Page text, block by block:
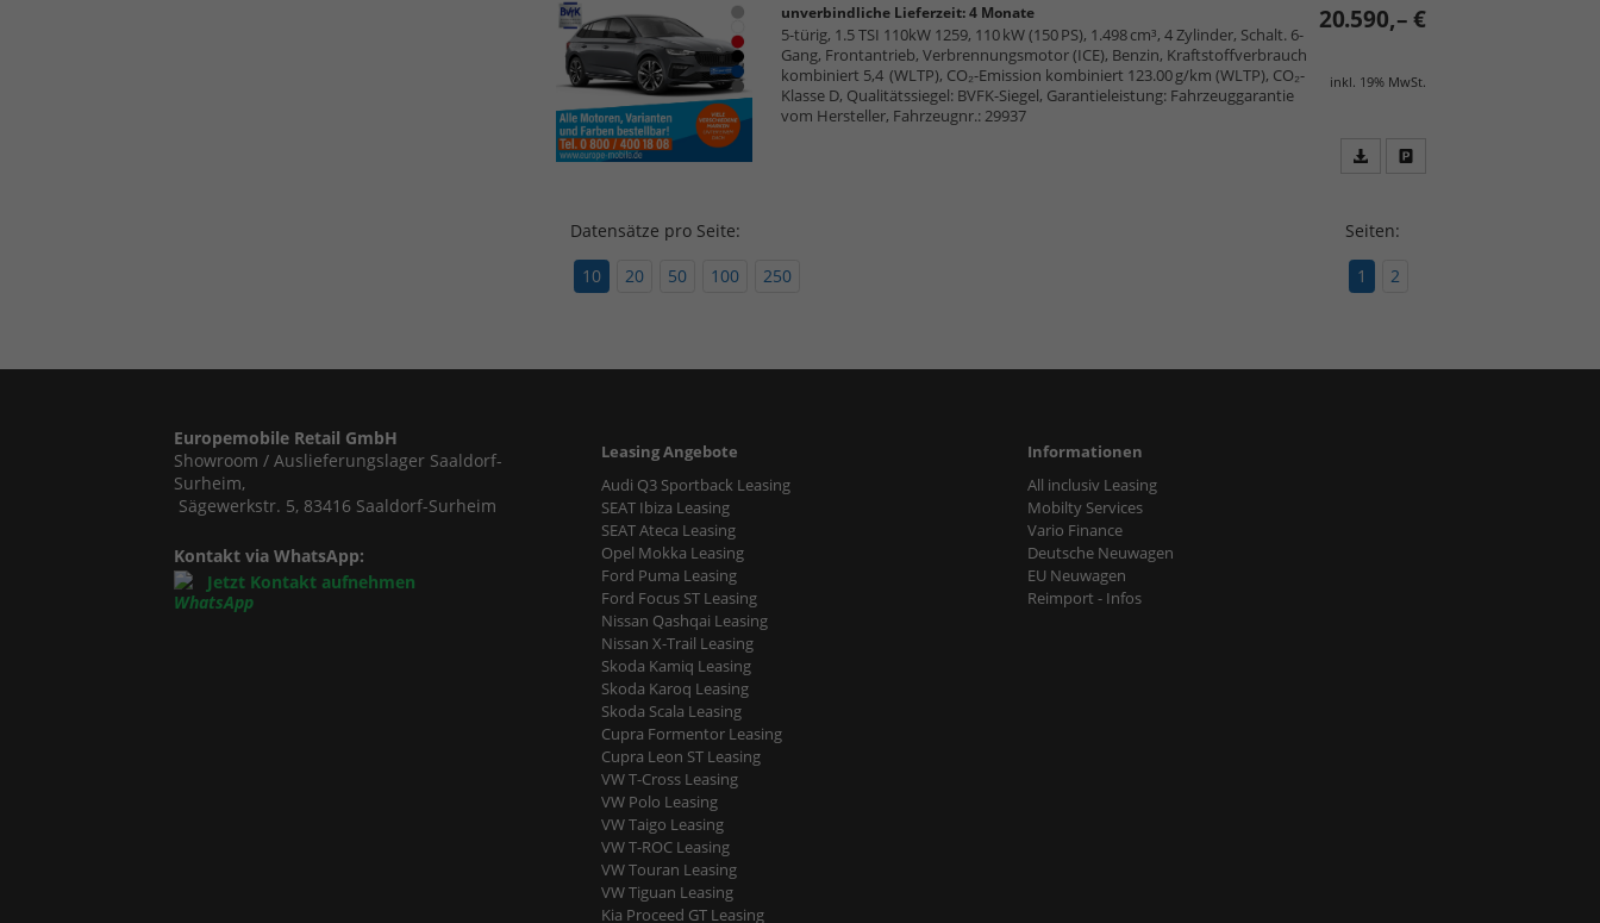
20.590,– €
inkl. 19% MwSt.
unverbindliche Lieferzeit:4 Monate
5-türig, 1.5 TSI 110kW 1259, 110 kW (150 PS), 1.498 cm³, 4 Zylinder, Schalt. 6-
Gang, Frontantrieb, Verbrennungsmotor (ICE), Benzin, Kraftstoffverbrauch
kombiniert 5,4 (WLTP), CO₂-Emission kombiniert 123.00 g/km (WLTP), CO₂-
Klasse D, Qualitätssiegel: BVFK-Siegel, Garantieleistung: Fahrzeuggarantie
vom Hersteller, Fahrzeugnr.: 29937
PDF
speichern/drucken
Datensätze pro Seite:
10
20 50 100 250
Seiten:
1
2
Europemobile Retail GmbH
Showroom / Auslieferungslager Saaldorf-
Surheim,
Sägewerkstr. 5, 83416 Saaldorf-Surheim
Kontakt via WhatsApp:
Jetzt Kontakt aufnehmen
Leasing Angebote
Audi Q3 Sportback Leasing
SEAT Ibiza Leasing
SEAT Ateca Leasing
Opel Mokka Leasing
Ford Puma Leasing
Ford Focus ST Leasing
Nissan Qashqai Leasing
Nissan X-Trail Leasing
Skoda Kamiq Leasing
Skoda Karoq Leasing
Skoda Scala Leasing
Cupra Formentor Leasing
Cupra Leon ST Leasing
VW T-Cross Leasing
VW Polo Leasing
VW Taigo Leasing
VW T-ROC Leasing
VW Touran Leasing
VW Tiguan Leasing
Kia Proceed GT Leasing
Informationen
All inclusiv Leasing
Mobilty Services
Vario Finance
Deutsche Neuwagen
EU Neuwagen
Reimport - Infos